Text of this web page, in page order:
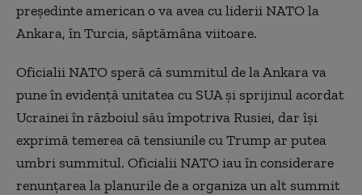
președinte american o va avea cu liderii NATO la
Ankara, în Turcia, săptămâna viitoare.
Oficialii NATO speră că summitul de la Ankara va
pune în evidență unitatea cu SUA și sprijinul acordat
Ucrainei în războiul său împotriva Rusiei, dar își
exprimă temerea că tensiunile cu Trump ar putea
umbri summitul. Oficialii NATO iau în considerare
renunțarea la planurile de a organiza un alt summit